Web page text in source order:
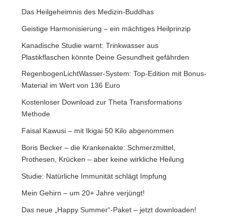
Das Heilgeheimnis des Medizin-Buddhas
Geistige Harmonisierung – ein mächtiges Heilprinzip
Kanadische Studie warnt: Trinkwasser aus
Plastikflaschen könnte Deine Gesundheit gefährden
RegenbogenLichtWasser-System: Top-Edition mit Bonus-
Material im Wert von 136 Euro
Kostenloser Download zur Theta Transformations
Methode
Faisal Kawusi – mit Ikigai 50 Kilo abgenommen
Boris Becker – die Krankenakte: Schmerzmittel,
Prothesen, Krücken – aber keine wirkliche Heilung
Studie: Natürliche Immunität schlägt Impfung
Mein Gehirn – um 20+ Jahre verjüngt!
Das neue „Happy Summer“-Paket – jetzt downloaden!